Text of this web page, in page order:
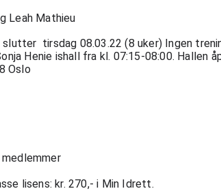
Leah Mathieu
tirsdag 08.03.22 (8 uker) Ingen
Henie ishall fra kl. 07:15-08:00. Hallen
Oslo
lisens: kr. 270,- i Min Idrett.